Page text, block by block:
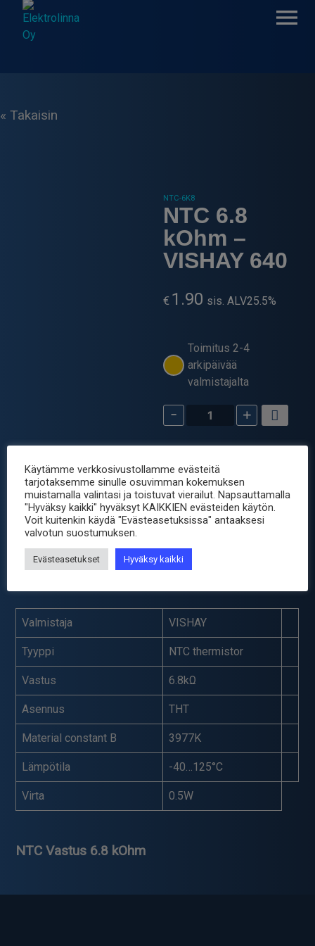
content
« Takaisin
NTC-6K8
NTC 6.8
kOhm –
VISHAY 640
€ 1.90 sis. ALV25.5%
Toimitus 2-4
arkipäivää
valmistajalta
-
NTC
6.8
kOhm
VISHAY
640
määrä
+
6K8
Osastot:Anturit,
Komponentit,Puolijohteet
Avainsana tuotteelle
Tuotetiedot
Valmistaja VISHAY
Tyyppi NTC thermistor
Vastus 6.8kΩ
Asennus THT
Material constant B 3977K
Lämpötila -40…125°C
Virta 0.5W
NTC Vastus 6.8 kOhm
Käytämme verkkosivustollamme evästeitä
tarjotaksemme sinulle osuvimman kokemuksen
muistamalla valintasi ja toistuvat vierailut. Napsauttamalla
"Hyväksy kaikki" hyväksyt KAIKKIEN evästeiden käytön.
Voit kuitenkin käydä "Evästeasetuksissa" antaaksesi
valvotun suostumuksen.
Evästeasetukset Hyväksy kaikki